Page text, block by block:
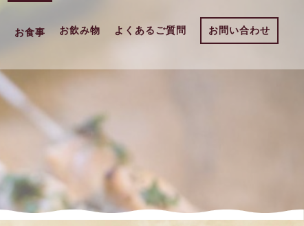
お食事 お飲み物 よくあるご質問 お問い合わせ